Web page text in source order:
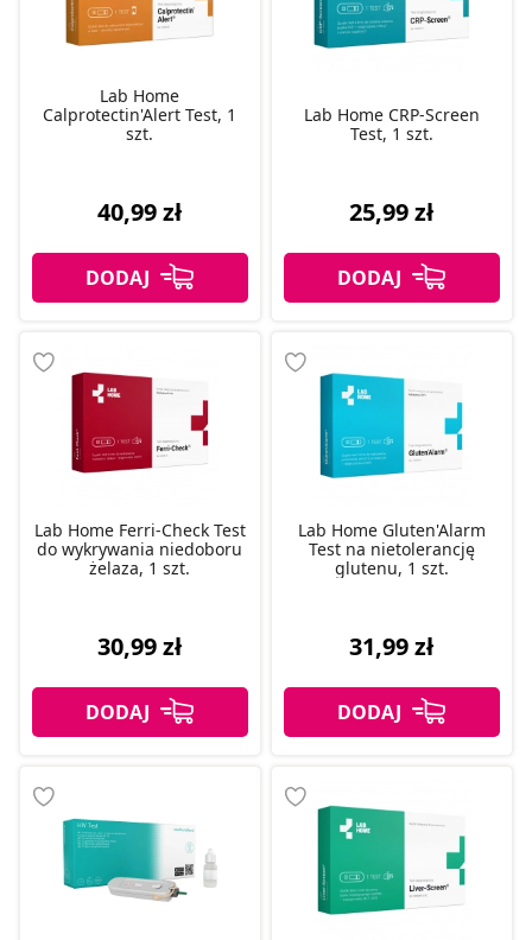
Lab Home
Calprotectin'Alert Test, 1
szt.
40,99 zł
Lab Home CRP-Screen
Test, 1 szt.
25,99 zł
Lab Home Ferri-Check Test
do wykrywania niedoboru
żelaza, 1 szt.
30,99 zł
Lab Home Gluten'Alarm
Test na nietolerancję
glutenu, 1 szt.
31,99 zł